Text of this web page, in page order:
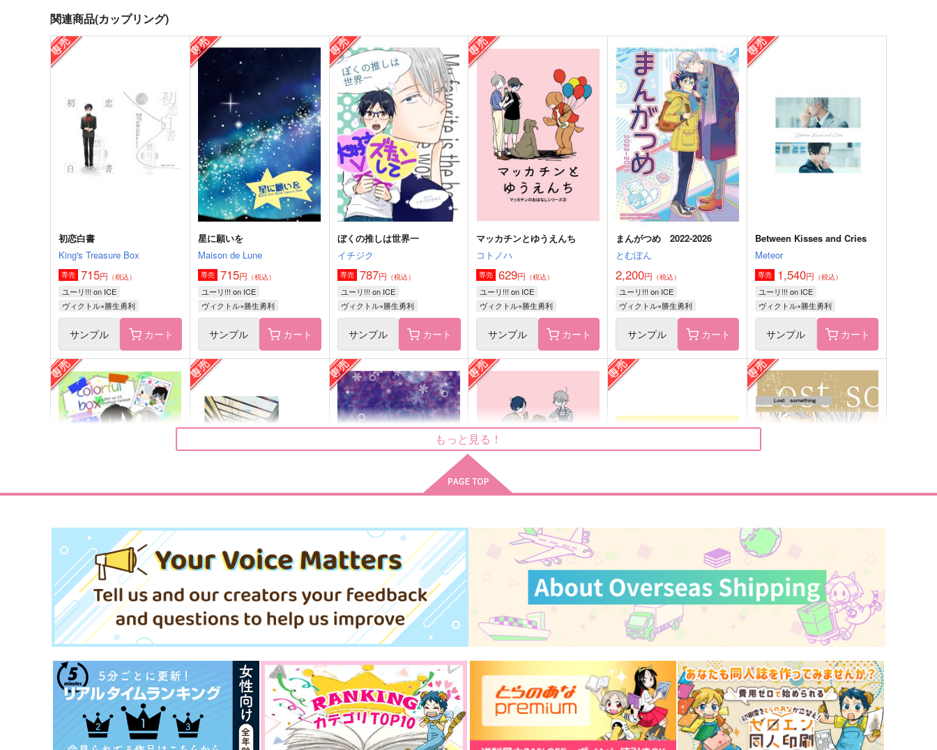
あの夜へ つづく海へ
かいわれ街道
1,287円（税込）
シン×アスラン
銀髪の美容師は黒髪の子がお
好き総集編
すずめのがっこう
2,200円（税込）
ヴィクトル×勝生勇利
サンプル 作品詳細
Ever Lasting L
カツ丼マン's
2,463円（税込）
勝生勇利×ヴィクトル
サンプル 作品詳細
八ヶ月の自覚
EA
1,642円（税込）
ヴィクトル×勝生勇利
サンプル 作品詳細
さよなら、ジークムント
noisette＋
1,100円（税込）
ヴィクトル×勝生勇利
サンプル 作品詳細
About 10 Years Later
Abyss
円（税込）
ヴィクトル×勝生勇利
浮かれコーチははなれずにそ
犬のきもち
マッカチンと謎解きゲーム
HUG×KISS
D.T.
315
ヴィクトル×勝生勇利
YOI師弟と聖地巡礼スペイン
Mellow Rain
インキュバス勇利くんの憂鬱
Eggs 今日もどこかで黒猫は
関連商品(カップリング)
初恋白書
King's Treasure Box
専売 715円 （税込）
ユーリ!!! on ICE
ヴィクトル×勝生勇利
サンプル カート
星に願いを
Maison de Lune
専売 715円 （税込）
ユーリ!!! on ICE
ヴィクトル×勝生勇利
サンプル カート
ぼくの推しは世界一
イチジク
専売 787円 （税込）
ユーリ!!! on ICE
ヴィクトル×勝生勇利
サンプル カート
マッカチンとゆうえんち
コトノハ
専売 629円 （税込）
ユーリ!!! on ICE
ヴィクトル×勝生勇利
サンプル カート
まんがつめ 2022-2026
とむぽん
2,200円 （税込）
ユーリ!!! on ICE
ヴィクトル×勝生勇利
サンプル カート
Between Kisses and Cries
Meteor
専売 1,540円 （税込）
ユーリ!!! on ICE
ヴィクトル×勝生勇利
サンプル カート
colorful box
わた
専売 787 円（税込）
ユーリ!!! on ICE
ヴィクトル×勝生勇利
サンプル カート
one day,
専売 865円（税込）
ユーリ!!! on ICE
ヴィクトル×勝生勇利
サンプル カート
The Final Season, and then
…
Maison de Lune
2,357円 （税込）
ユーリ!!! on ICE
ヴィクトル×勝生勇利
サンプル カート
マッカチンとワークショップ
（税込）
ユーリ!!! on ICE
ヴィクトル×勝生勇利
あれはワラスボだよ、と彼は
言った
西方河天国
472円
ユーリ!!! on ICE
ヴィクトル×勝生勇利
サンプル カート
Lost something
イチジク
専売 787円 （税込）
ユーリ!!! on ICE
ヴィクトル×勝生勇利
サンプル カート
もっと見る！